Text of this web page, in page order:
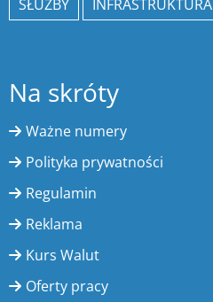
SŁUŻBY
INFRASTRUKTURA
Na skróty
Ważne numery
Polityka prywatności
Regulamin
Reklama
Kurs Walut
Oferty pracy